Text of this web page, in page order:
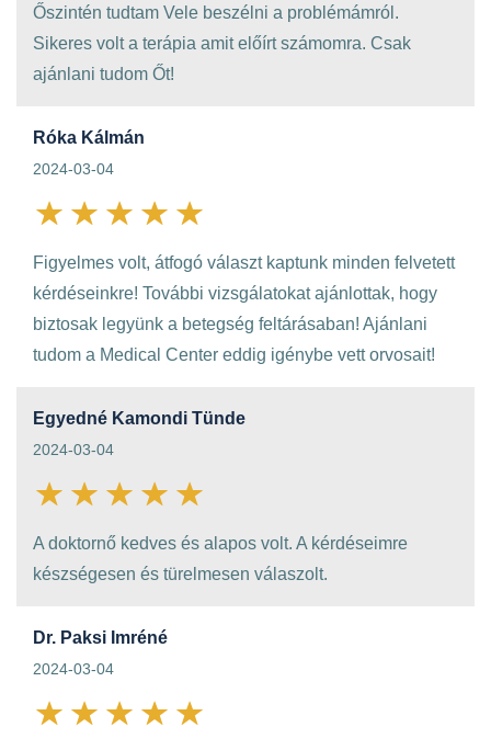
Őszintén tudtam Vele beszélni a problémámról.
Sikeres volt a terápia amit előírt számomra. Csak
ajánlani tudom Őt!
Róka Kálmán
2024-03-04
Figyelmes volt, átfogó választ kaptunk minden felvetett
kérdéseinkre! További vizsgálatokat ajánlottak, hogy
biztosak legyünk a betegség feltárásaban! Ajánlani
tudom a Medical Center eddig igénybe vett orvosait!
Egyedné Kamondi Tünde
2024-03-04
A doktornő kedves és alapos volt. A kérdéseimre
készségesen és türelmesen válaszolt.
Dr. Paksi Imréné
2024-03-04